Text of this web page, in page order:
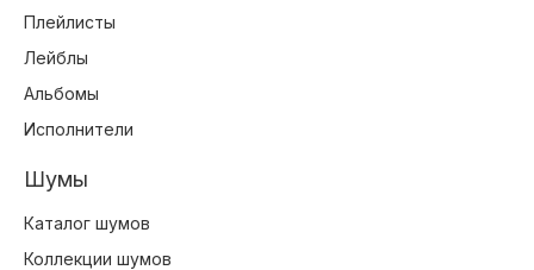
Плейлисты
Лейблы
Альбомы
Исполнители
Шумы
Каталог шумов
Коллекции шумов